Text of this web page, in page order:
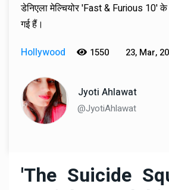
डेनिएला मेल्चियोर 'Fast & Furious 10' के
गई हैं।
Hollywood
1550 23, Mar,
Jyoti Ahlawat
@JyotiAhlawat
'The Suicide